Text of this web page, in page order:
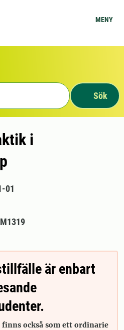
MENY
Sök
i
01
är enbart
finns också som ett ordinarie